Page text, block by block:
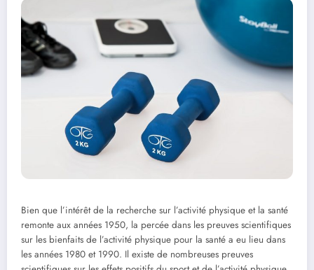
Bien que l’intérêt de la recherche sur l’activité physique et la santé
remonte aux années 1950, la percée dans les preuves scientifiques
sur les bienfaits de l’activité physique pour la santé a eu lieu dans
les années 1980 et 1990. Il existe de nombreuses preuves